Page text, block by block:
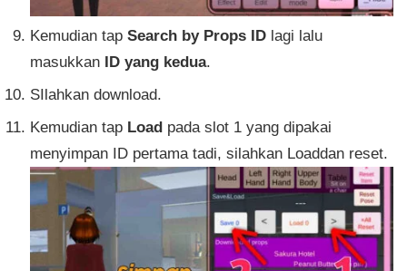
Kemudian tap Search by Props ID lagi lalu
masukkan ID yang kedua.
SIlahkan download.
Kemudian tap Load pada slot 1 yang dipakai
menyimpan ID pertama tadi, silahkan Loaddan reset.